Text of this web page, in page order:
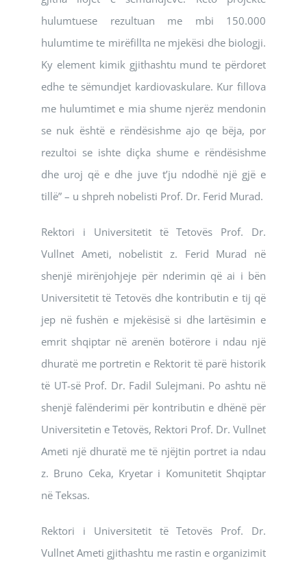
hulumtuese rezultuan me mbi 150.000
hulumtime te mirëfillta ne mjekësi dhe biologji.
Ky element kimik gjithashtu mund te përdoret
edhe te sëmundjet kardiovaskulare. Kur fillova
me hulumtimet e mia shume njerëz mendonin
se nuk është e rëndësishme ajo qe bëja, por
rezultoi se ishte diçka shume e rëndësishme
dhe uroj që e dhe juve t’ju ndodhë një gjë e
tillë” – u shpreh nobelisti Prof. Dr. Ferid Murad.
Rektori i Universitetit të Tetovës Prof. Dr.
Vullnet Ameti, nobelistit z. Ferid Murad në
shenjë mirënjohjeje për nderimin që ai i bën
Universitetit të Tetovës dhe kontributin e tij që
jep në fushën e mjekësisë si dhe lartësimin e
emrit shqiptar në arenën botërore i ndau një
dhuratë me portretin e Rektorit të parë historik
të UT-së Prof. Dr. Fadil Sulejmani. Po ashtu në
shenjë falënderimi për kontributin e dhënë për
Universitetin e Tetovës, Rektori Prof. Dr. Vullnet
Ameti një dhuratë me të njëjtin portret ia ndau
z. Bruno Ceka, Kryetar i Komunitetit Shqiptar
në Teksas.
Rektori i Universitetit të Tetovës Prof. Dr.
Vullnet Ameti gjithashtu me rastin e organizimit